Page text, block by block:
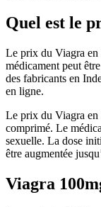
Quel est le
Le prix du Viagra en
médicament peut
des fabricants en
en ligne.
Le prix du Viagra en
comprimé. Le
sexuelle. La dose
être augmentée
Viagra